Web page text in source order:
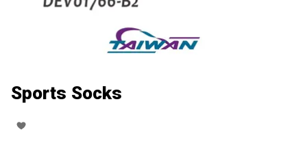
Sports Socks